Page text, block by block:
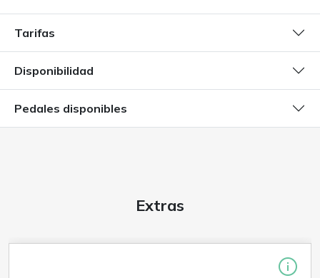
Tarifas
Disponibilidad
Pedales disponibles
Extras